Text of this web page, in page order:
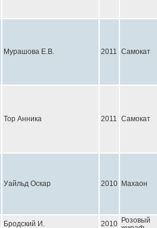
Мурашова Е.В. 2011 Самокат
Тор Анника 2011 Самокат
Уайльд Оскар 2010 Махаон
Бродский И. 2010 Розовый